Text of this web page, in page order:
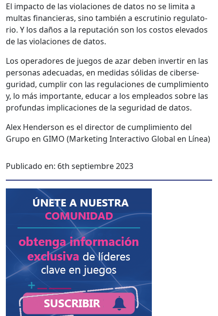
El impacto de las vio­la­ciones de datos no se limi­ta a
mul­tas financieras, sino tam­bién a escru­ti­nio reg­u­la­to­
rio. Y los daños a la rep­utación son los cos­tos ele­va­dos
de las vio­la­ciones de datos.
Los oper­adores de jue­gos de azar deben inver­tir en las
per­sonas ade­cuadas, en medi­das sól­i­das de ciberse­
guri­dad, cumplir con las reg­u­la­ciones de cumplim­ien­to
y, lo más impor­tante, edu­car a los emplea­d­os sobre las
pro­fun­das impli­ca­ciones de la seguri­dad de datos.
Alex Hen­der­son es el direc­tor de cumplim­ien­to del
Grupo en GIMO (Mar­ket­ing Inter­ac­ti­vo Glob­al en Línea)
Publicado en: 6th septiembre 2023